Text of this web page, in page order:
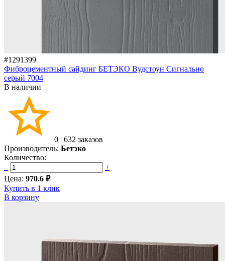
#1291399
Фиброцементный сайдинг БЕТЭКО Вудстоун Сигнально
серый 7004
В наличии
0 | 632 заказов
Производитель: Бетэко
Количество:
–
+
Цена: 970.6 ₽
Купить в 1 клик
В корзину